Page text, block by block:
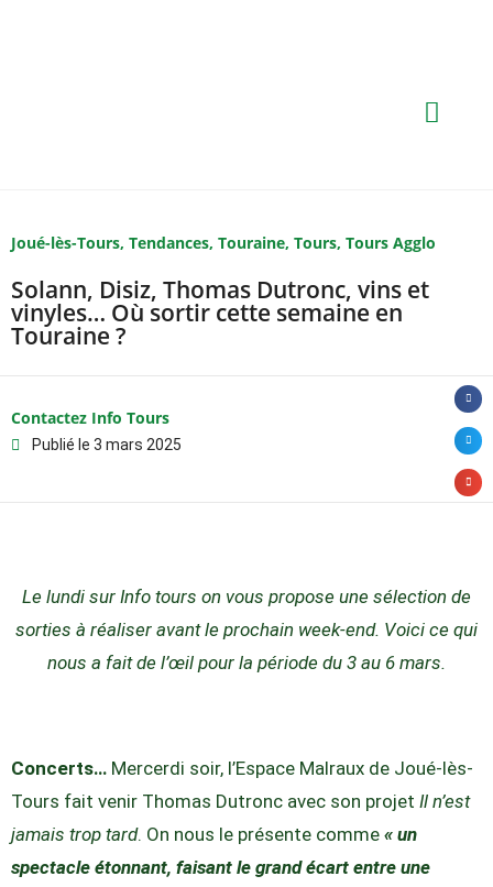
Joué-lès-Tours, Tendances, Touraine, Tours, Tours Agglo
Solann, Disiz, Thomas Dutronc, vins et
vinyles… Où sortir cette semaine en
Touraine ?
Contactez Info Tours
Publié le 3 mars 2025
Le lundi sur Info tours on vous propose une sélection de
sorties à réaliser avant le prochain week-end. Voici ce qui
nous a fait de l’œil pour la période du 3 au 6 mars.
Concerts… Mercerdi soir, l’Espace Malraux de Joué-lès-
Tours fait venir Thomas Dutronc avec son projet Il n’est
jamais trop tard. On nous le présente comme « un
spectacle étonnant, faisant le grand écart entre une